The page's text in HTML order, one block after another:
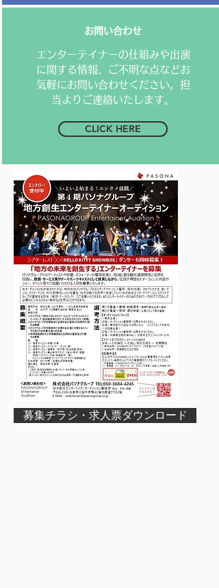
お問い合わせ
​エンターテイナーの仕組みや出演
に関する情報、ご不明な点などお
気軽にお問い合わせください。担
当よりご連絡いたします。
CLICK HERE
募集チラシ・求人票ダウンロード